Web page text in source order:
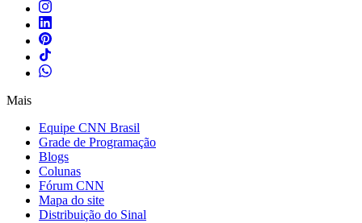
Mais
Equipe CNN Brasil
Grade de Programação
Blogs
Colunas
Fórum CNN
Mapa do site
Distribuição do Sinal